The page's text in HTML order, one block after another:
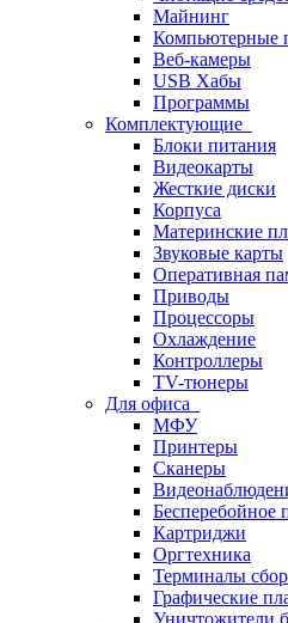
Майнинг
Компьютерные
Веб-камеры
USB Хабы
Программы
Комплектующие
Блоки питания
Видеокарты
Жесткие диски
Корпуса
Материнские
Звуковые карты
Оперативная
Приводы
Процессоры
Охлаждение
Контроллеры
TV-тюнеры
Для офиса
МФУ
Принтеры
Сканеры
Бесперебойное
Картриджи
Оргтехника
Терминалы
Графические
Уничтожители